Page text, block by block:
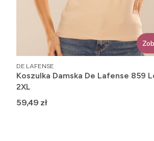
PRODUCENT
DE LAFENSE
Koszulka Damska De Lafense 859
2XL
Cena
59,49 zł